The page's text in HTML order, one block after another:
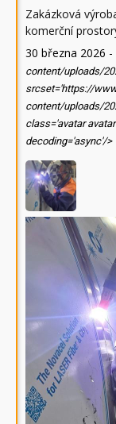
Zakázková
komerční
30 března 2026 -
content/uploads/
srcset='https://
content/uploads/
class='avatar
decoding='async'/>